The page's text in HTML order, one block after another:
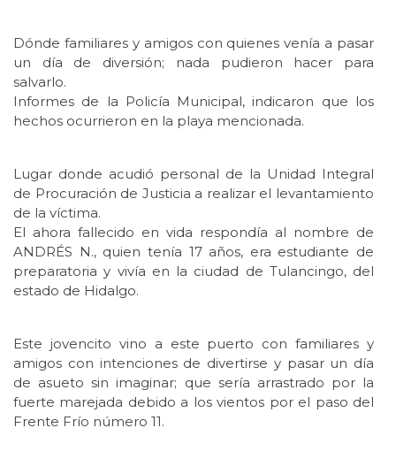
Dónde familiares y amigos con quienes venía a pasar
un día de diversión; nada pudieron hacer para
salvarlo.
Informes de la Policía Municipal, indicaron que los
hechos ocurrieron en la playa mencionada.
Lugar donde acudió personal de la Unidad Integral
de Procuración de Justicia a realizar el levantamiento
de la víctima.
El ahora fallecido en vida respondía al nombre de
ANDRÉS N., quien tenía 17 años, era estudiante de
preparatoria y vivía en la ciudad de Tulancingo, del
estado de Hidalgo.
Este jovencito vino a este puerto con familiares y
amigos con intenciones de divertirse y pasar un día
de asueto sin imaginar; que sería arrastrado por la
fuerte marejada debido a los vientos por el paso del
Frente Frío número 11.